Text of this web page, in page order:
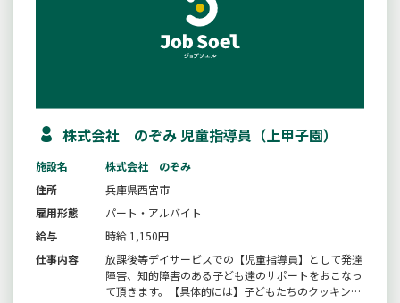
株式会社 のぞみ 児童指導員（上甲子園）
施設名
株式会社 のぞみ
住所
兵庫県西宮市
雇用形態
パート・アルバイト
給与
時給 1,150円
仕事内容
放課後等デイサービスでの【児童指導員】として発達
障害、知的障害のある子ども達のサポートをおこなっ
て頂きます。【具体的には】子どもたちのクッキング